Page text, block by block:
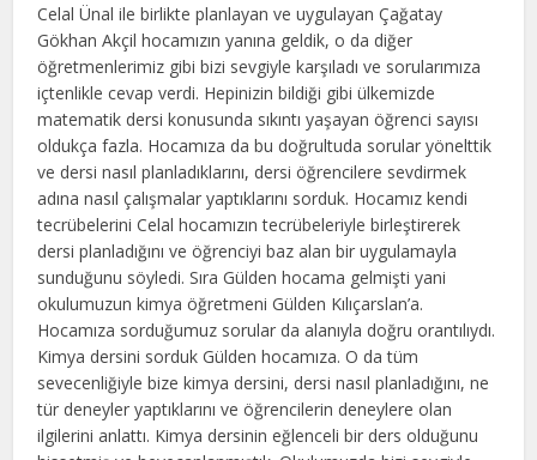
Celal Ünal ile birlikte planlayan ve uygulayan Çağatay
Gökhan Akçil hocamızın yanına geldik, o da diğer
öğretmenlerimiz gibi bizi sevgiyle karşıladı ve sorularımıza
içtenlikle cevap verdi. Hepinizin bildiği gibi ülkemizde
matematik dersi konusunda sıkıntı yaşayan öğrenci sayısı
oldukça fazla. Hocamıza da bu doğrultuda sorular yönelttik
ve dersi nasıl planladıklarını, dersi öğrencilere sevdirmek
adına nasıl çalışmalar yaptıklarını sorduk. Hocamız kendi
tecrübelerini Celal hocamızın tecrübeleriyle birleştirerek
dersi planladığını ve öğrenciyi baz alan bir uygulamayla
sunduğunu söyledi. Sıra Gülden hocama gelmişti yani
okulumuzun kimya öğretmeni Gülden Kılıçarslan’a.
Hocamıza sorduğumuz sorular da alanıyla doğru orantılıydı.
Kimya dersini sorduk Gülden hocamıza. O da tüm
sevecenliğiyle bize kimya dersini, dersi nasıl planladığını, ne
tür deneyler yaptıklarını ve öğrencilerin deneylere olan
ilgilerini anlattı. Kimya dersinin eğlenceli bir ders olduğunu